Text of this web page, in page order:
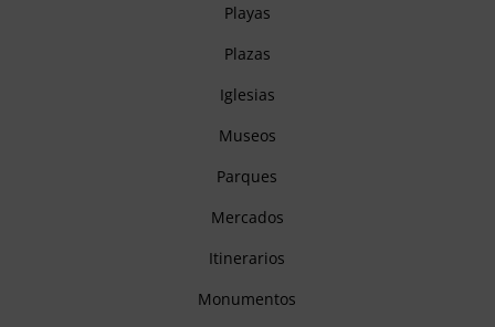
Playas
Plazas
Iglesias
Museos
Parques
Mercados
Itinerarios
Monumentos